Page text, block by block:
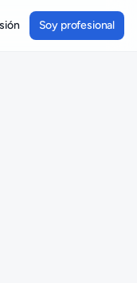
Soy profesional